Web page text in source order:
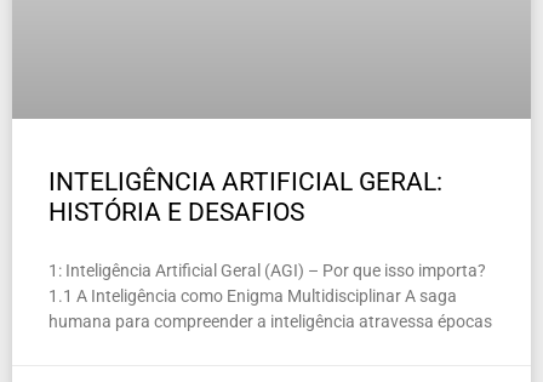
INTELIGÊNCIA ARTIFICIAL GERAL:
HISTÓRIA E DESAFIOS
1: Inteligência Artificial Geral (AGI) – Por que isso importa?
1.1 A Inteligência como Enigma Multidisciplinar A saga
humana para compreender a inteligência atravessa épocas